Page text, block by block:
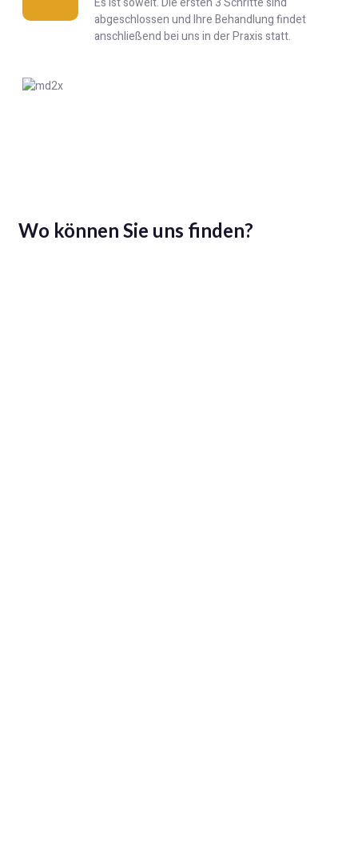
abgeschlossen und Ihre Behandlung findet
anschließend bei uns in der Praxis statt.
Wo können Sie uns finden?